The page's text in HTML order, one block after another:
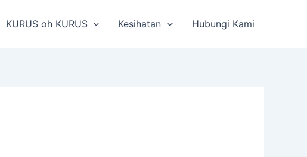
KURUS oh KURUS Kesihatan Hubungi Kami